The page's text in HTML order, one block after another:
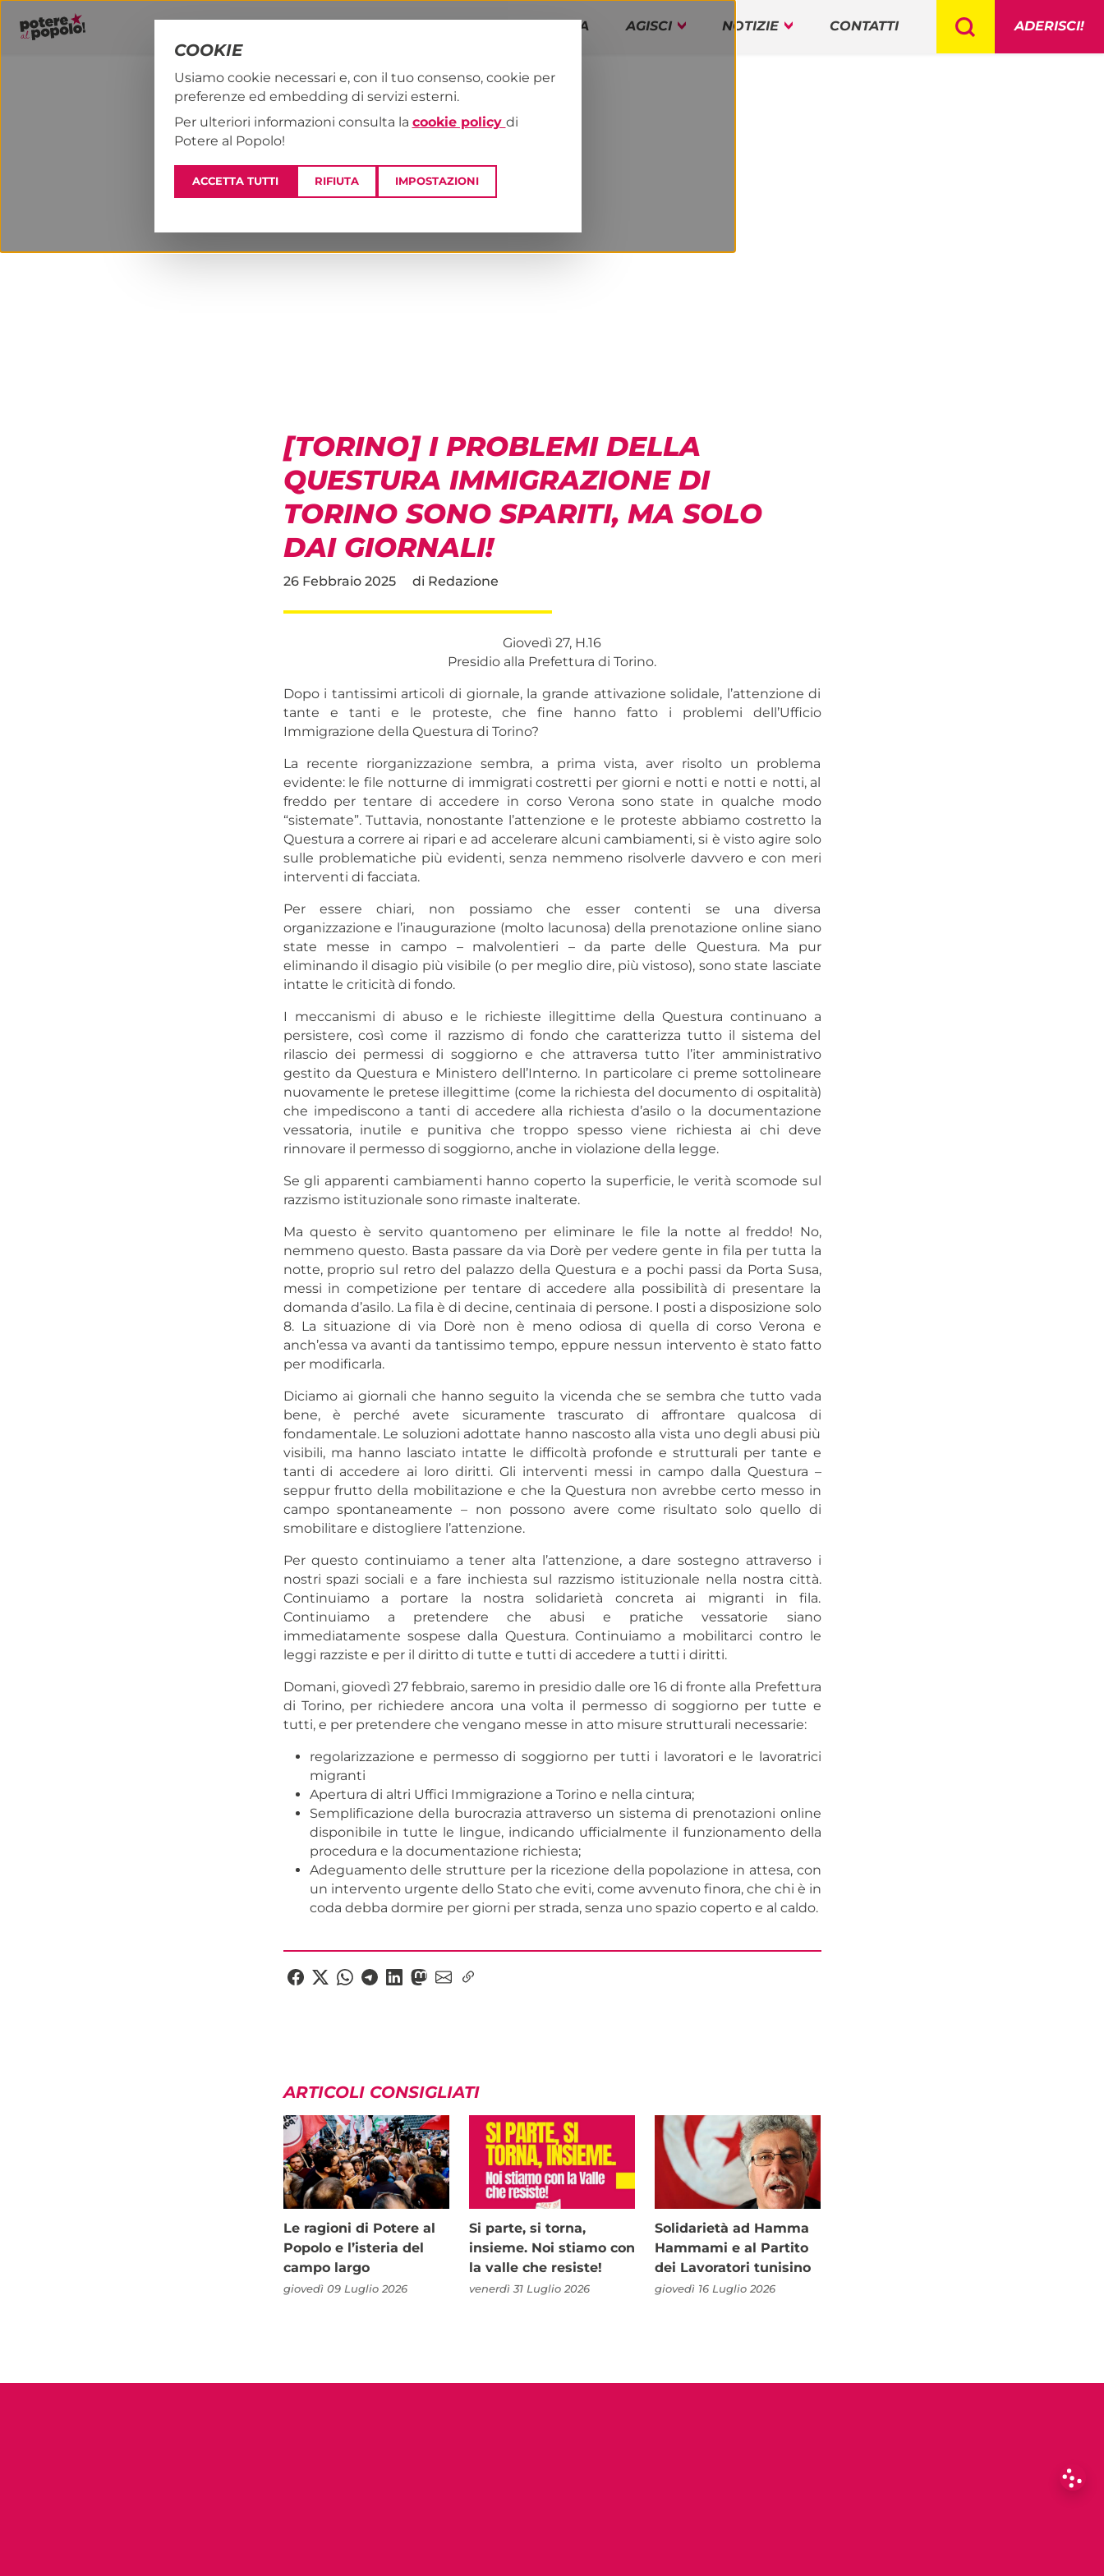
PROGRAMMA AGISCI NOTIZIE CONTATTI ADERISCI!
PAP! NOTIZIE DAI TERRITORI
[TORINO] I PROBLEMI DELLA
QUESTURA IMMIGRAZIONE DI
TORINO SONO SPARITI, MA SOLO
DAI GIORNALI!
26 Febbraio 2025 di Redazione
Giovedì 27, H.16
Presidio alla Prefettura di Torino.
Dopo i tantissimi articoli di giornale, la grande attivazione solidale, l’attenzione di
tante e tanti e le proteste, che fine hanno fatto i problemi dell’Ufficio
Immigrazione della Questura di Torino?
La recente riorganizzazione sembra, a prima vista, aver risolto un problema
evidente: le file notturne di immigrati costretti per giorni e notti e notti e notti, al
freddo per tentare di accedere in corso Verona sono state in qualche modo
“sistemate”. Tuttavia, nonostante l’attenzione e le proteste abbiamo costretto la
Questura a correre ai ripari e ad accelerare alcuni cambiamenti, si è visto agire solo
sulle problematiche più evidenti, senza nemmeno risolverle davvero e con meri
interventi di facciata.
Per essere chiari, non possiamo che esser contenti se una diversa
organizzazione e l’inaugurazione (molto lacunosa) della prenotazione online siano
state messe in campo – malvolentieri – da parte delle Questura. Ma pur
eliminando il disagio più visibile (o per meglio dire, più vistoso), sono state lasciate
intatte le criticità di fondo.
I meccanismi di abuso e le richieste illegittime della Questura continuano a
persistere, così come il razzismo di fondo che caratterizza tutto il sistema del
rilascio dei permessi di soggiorno e che attraversa tutto l’iter amministrativo
gestito da Questura e Ministero dell’Interno. In particolare ci preme sottolineare
nuovamente le pretese illegittime (come la richiesta del documento di ospitalità)
che impediscono a tanti di accedere alla richiesta d’asilo o la documentazione
vessatoria, inutile e punitiva che troppo spesso viene richiesta ai chi deve
rinnovare il permesso di soggiorno, anche in violazione della legge.
Se gli apparenti cambiamenti hanno coperto la superficie, le verità scomode sul
razzismo istituzionale sono rimaste inalterate.
Ma questo è servito quantomeno per eliminare le file la notte al freddo! No,
nemmeno questo. Basta passare da via Dorè per vedere gente in fila per tutta la
notte, proprio sul retro del palazzo della Questura e a pochi passi da Porta Susa,
messi in competizione per tentare di accedere alla possibilità di presentare la
domanda d’asilo. La fila è di decine, centinaia di persone. I posti a disposizione solo
8. La situazione di via Dorè non è meno odiosa di quella di corso Verona e
anch’essa va avanti da tantissimo tempo, eppure nessun intervento è stato fatto
per modificarla.
Diciamo ai giornali che hanno seguito la vicenda che se sembra che tutto vada
bene, è perché avete sicuramente trascurato di affrontare qualcosa di
fondamentale. Le soluzioni adottate hanno nascosto alla vista uno degli abusi più
visibili, ma hanno lasciato intatte le difficoltà profonde e strutturali per tante e
tanti di accedere ai loro diritti. Gli interventi messi in campo dalla Questura –
seppur frutto della mobilitazione e che la Questura non avrebbe certo messo in
campo spontaneamente – non possono avere come risultato solo quello di
smobilitare e distogliere l’attenzione.
Per questo continuiamo a tener alta l’attenzione, a dare sostegno attraverso i
nostri spazi sociali e a fare inchiesta sul razzismo istituzionale nella nostra città.
Continuiamo a portare la nostra solidarietà concreta ai migranti in fila.
Continuiamo a pretendere che abusi e pratiche vessatorie siano
immediatamente sospese dalla Questura. Continuiamo a mobilitarci contro le
leggi razziste e per il diritto di tutte e tutti di accedere a tutti i diritti.
Domani, giovedì 27 febbraio, saremo in presidio dalle ore 16 di fronte alla Prefettura
di Torino, per richiedere ancora una volta il permesso di soggiorno per tutte e
tutti, e per pretendere che vengano messe in atto misure strutturali necessarie:
regolarizzazione e permesso di soggiorno per tutti i lavoratori e le lavoratrici
migranti
Apertura di altri Uffici Immigrazione a Torino e nella cintura;
Semplificazione della burocrazia attraverso un sistema di prenotazioni online
disponibile in tutte le lingue, indicando ufficialmente il funzionamento della
procedura e la documentazione richiesta;
Adeguamento delle strutture per la ricezione della popolazione in attesa, con
un intervento urgente dello Stato che eviti, come avvenuto finora, che chi è in
coda debba dormire per giorni per strada, senza uno spazio coperto e al caldo.
ARTICOLI CONSIGLIATI
Le ragioni di Potere al
Popolo e l’isteria del
campo largo
giovedì 09 Luglio 2026
Si parte, si torna,
insieme. Noi stiamo con
la valle che resiste!
venerdì 31 Luglio 2026
Solidarietà ad Hamma
Hammami e al Partito
dei Lavoratori tunisino
giovedì 16 Luglio 2026
COOKIE
Usiamo cookie necessari e, con il tuo consenso, cookie per
preferenze ed embedding di servizi esterni.
Per ulteriori informazioni consulta la cookie policy di
Potere al Popolo!
ACCETTA TUTTI RIFIUTA IMPOSTAZIONI